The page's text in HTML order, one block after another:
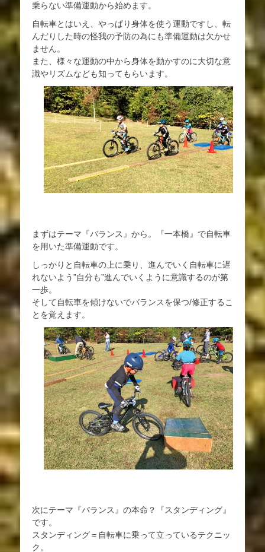
乗らない準備運動から始めます。
自転車とはいえ、やっぱり身体を使う運動ですし、転
んだりした時の怪我の予防の為にも準備運動は欠かせ
ません。
また、様々な運動の中から身体を動かすのに大切な意
識やリズムなども知ってもらいます。
まずはテーマ『バランス』から。『一本橋』で自転車
を用いた準備運動です。
しっかりと自転車の上に乗り、進んでいく自転車に遅
れないよう”自分も”進んでいくように意識するのが第
一歩。
そして自転車を傾けないでバランスを保つ/修正するこ
とを覚えます。
次にテーマ『バランス』の本命？『スタンディング』
です。
スタンディング＝自転車に乗って立っているテクニッ
ク。